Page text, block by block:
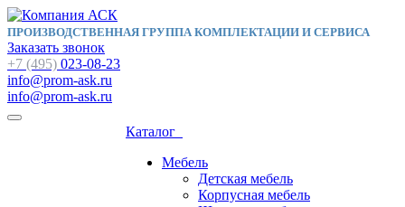
ПРОИЗВОДСТВЕННАЯ ГРУППА КОМПЛЕКТАЦИИ И СЕРВИСА
Заказать звонок
+7 (495) 023-08-23
info@prom-ask.ru
info@prom-ask.ru
Каталог
Мебель
Детская мебель
Корпусная мебель